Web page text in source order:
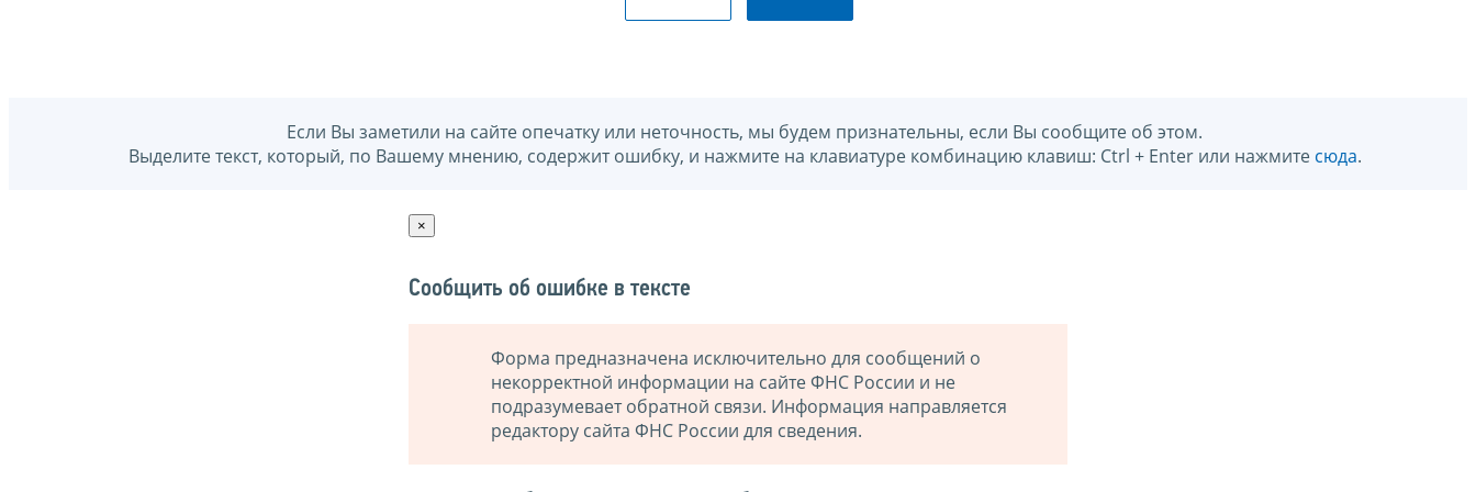
Если Вы заметили на сайте опечатку или неточность, мы будем признательны, если Вы сообщите об этом.
Выделите текст, который, по Вашему мнению, содержит ошибку, и нажмите на клавиатуре комбинацию клавиш: Ctrl + Enter или нажмите сюда.
×
Сообщить об ошибке в тексте
Форма предназначена исключительно для сообщений о
некорректной информации на сайте ФНС России и не
подразумевает обратной связи. Информация направляется
редактору сайта ФНС России для сведения.